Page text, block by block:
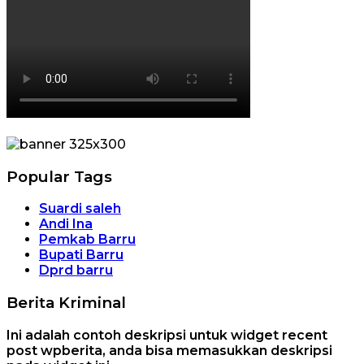
Popular Tags
Suardi saleh
Andi Ina
Pemkab Barru
Bupati Barru
Dprd barru
Berita Kriminal
Ini adalah contoh deskripsi untuk widget recent
post wpberita, anda bisa memasukkan deskripsi